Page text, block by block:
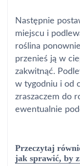
Następnie
miejscu i
roślina
przenieś ją w
zakwitnąć.
w tygodniu i od
zraszaczem do
ewentualnie
Przeczytaj
jak sprawić, by